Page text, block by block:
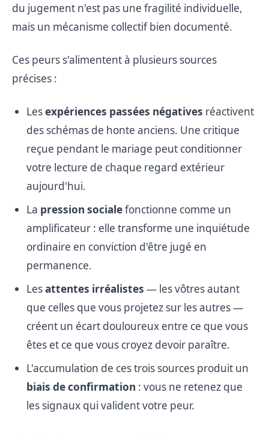
du jugement n'est pas une fragilité individuelle,
mais un mécanisme collectif bien documenté.
Ces peurs s'alimentent à plusieurs sources
précises :
Lesexpériences passées négatives réactivent
des schémas de honte anciens. Une critique
reçue pendant le mariage peut conditionner
votre lecture de chaque regard extérieur
aujourd'hui.
La pression socialefonctionne comme un
amplificateur : elle transforme une inquiétude
ordinaire en conviction d'être jugé en
permanence.
Lesattentes irréalistes — les vôtres autant
que celles que vous projetez sur les autres —
créent un écart douloureux entre ce que vous
êtes et ce que vous croyez devoir paraître.
L'accumulation de ces trois sources produit un
biais de confirmation : vous ne retenez que
les signaux qui valident votre peur.